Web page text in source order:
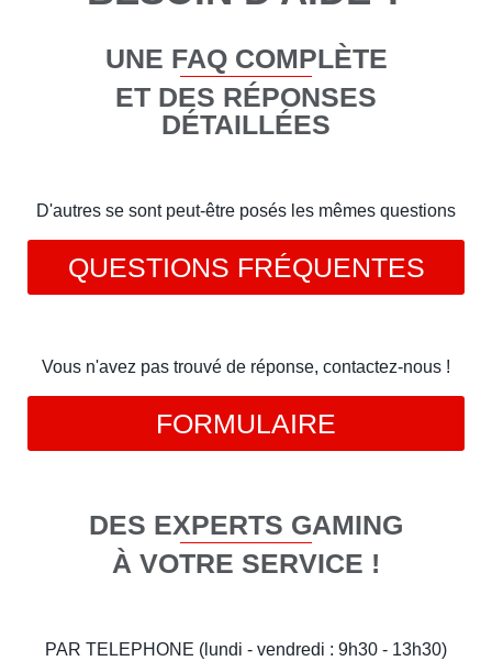
UNE FAQ COMPLÈTE
ET DES RÉPONSES
DÉTAILLÉES
D'autres se sont peut-être posés les mêmes questions
QUESTIONS FRÉQUENTES
Vous n'avez pas trouvé de réponse, contactez-nous !
FORMULAIRE
DES EXPERTS GAMING
À VOTRE SERVICE !
PAR TELEPHONE (lundi - vendredi : 9h30 - 13h30)